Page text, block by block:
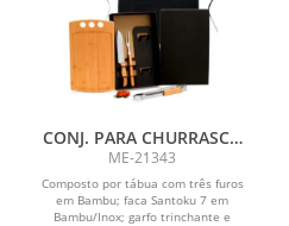
CONJ. PARA CHURRASCO
COM AVENTAL - 5 PÇS
ME-21343
Composto por tábua com três furos
em Bambu; faca Santoku 7 em
Bambu/Inox; garfo trinchante e